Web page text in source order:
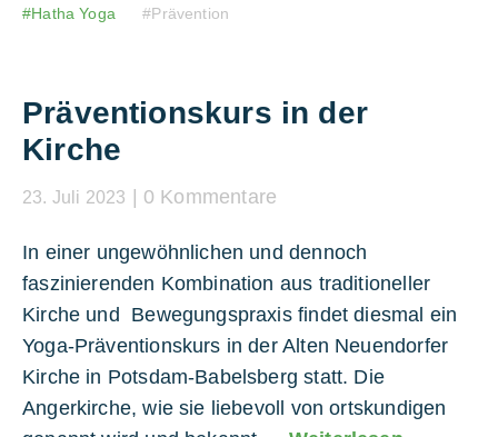
Hatha Yoga Prävention
Präventionskurs in der
Kirche
23. Juli 2023 0 Kommentare
In einer ungewöhnlichen und dennoch
faszinierenden Kombination aus traditioneller
Kirche und Bewegungspraxis findet diesmal ein
Yoga-Präventionskurs in der Alten Neuendorfer
Kirche in Potsdam-Babelsberg statt. Die
Angerkirche, wie sie liebevoll von ortskundigen